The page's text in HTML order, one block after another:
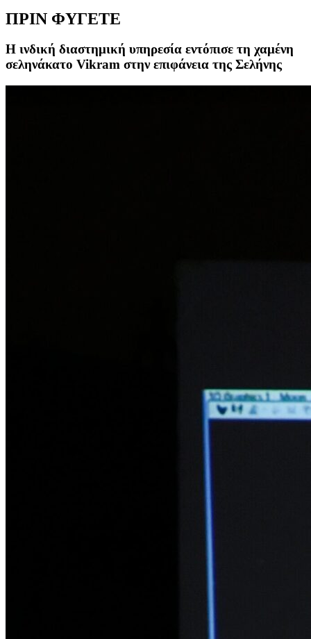
ΠΡΙΝ ΦΥΓΕΤΕ
H ινδική διαστημική υπηρεσία εντόπισε τη χαμένη
σεληνάκατο Vikram στην επιφάνεια της Σελήνης